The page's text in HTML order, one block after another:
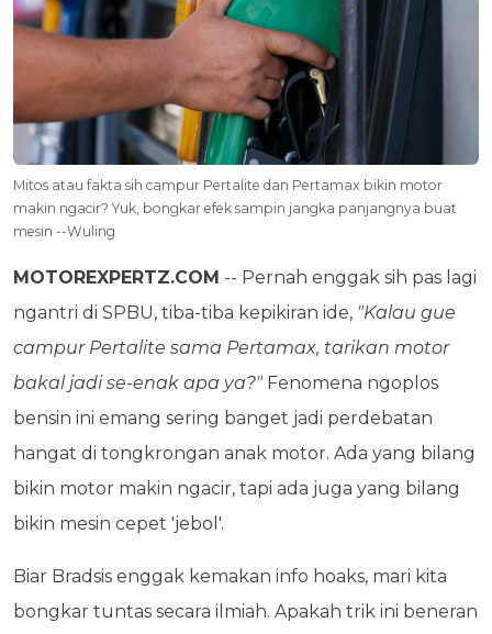
Mitos atau fakta sih campur Pertalite dan Pertamax bikin motor
makin ngacir? Yuk, bongkar efek sampin jangka panjangnya buat
mesin --Wuling
MOTOREXPERTZ.COM -- Pernah enggak sih pas lagi
ngantri di SPBU, tiba-tiba kepikiran ide, "Kalau gue
campur Pertalite sama Pertamax, tarikan motor
bakal jadi se-enak apa ya?"Fenomena ngoplos
bensin ini emang sering banget jadi perdebatan
hangat di tongkrongan anak motor. Ada yang bilang
bikin motor makin ngacir, tapi ada juga yang bilang
bikin mesin cepet 'jebol'.
Biar Bradsis enggak kemakan info hoaks, mari kita
bongkar tuntas secara ilmiah. Apakah trik ini beneran